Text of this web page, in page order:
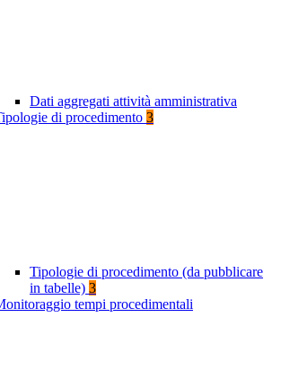
Dati aggregati attività amministrativa
di procedimento 3
Tipologie di procedimento (da pubblicare
in tabelle) 3
tempi procedimentali